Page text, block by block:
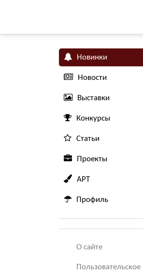
Новинки
Новости
Выставки
Конкурсы
Статьи
Проекты
АРТ
Профиль
О сайте
Пользовательское